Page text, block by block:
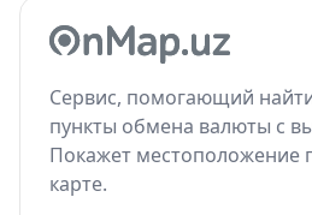
Сервис, помогающий
пункты обмена валюты с
Покажет местоположение
карте.